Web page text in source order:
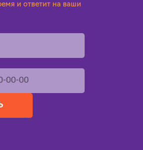
и ответит на ваши